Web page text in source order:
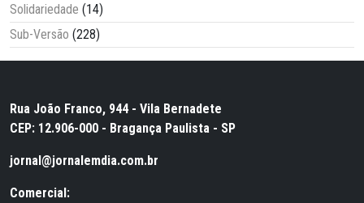
Solidariedade (14)
Sub-Versão (228)
Rua João Franco, 944 - Vila Bernadete
CEP: 12.906-000 - Bragança Paulista - SP
jornal@jornalemdia.com.br
Comercial: